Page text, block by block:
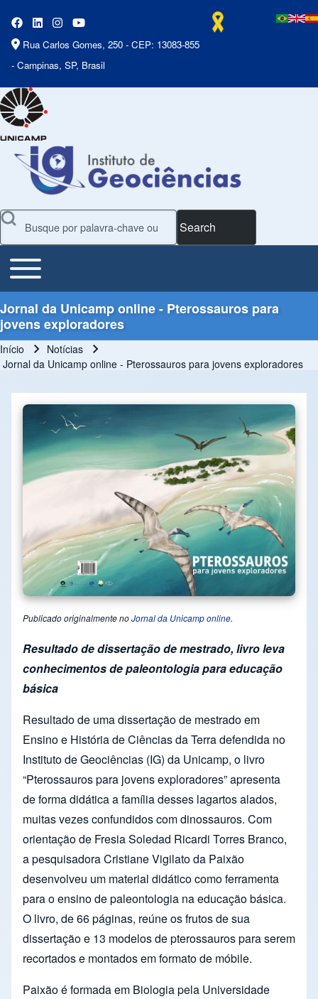
Rua Carlos Gomes, 250 - CEP: 13083-855
- Campinas, SP, Brasil
Search
Main Menu
Toggle main menu
Jornal da Unicamp online - Pterossauros para
jovens exploradores
Trilha de navegação
Início
Notícias
Jornal da Unicamp online - Pterossauros para jovens exploradores
Publicado originalmente noJornal da Unicamp online.
Resultado de dissertação de mestrado, livro leva
conhecimentos de paleontologia para educação
básica
Resultado de uma dissertação de mestrado em
Ensino e História de Ciências da Terra defendida no
Instituto de Geociências (IG) da Unicamp, o livro
“Pterossauros para jovens exploradores” apresenta
de forma didática a família desses lagartos alados,
muitas vezes confundidos com dinossauros. Com
orientação de Fresia Soledad Ricardi Torres Branco,
a pesquisadora Cristiane Vigilato da Paixão
desenvolveu um material didático como ferramenta
para o ensino de paleontologia na educação básica.
O livro, de 66 páginas, reúne os frutos de sua
dissertação e 13 modelos de pterossauros para serem
recortados e montados em formato de móbile.
Paixão é formada em Biologia pela Universidade